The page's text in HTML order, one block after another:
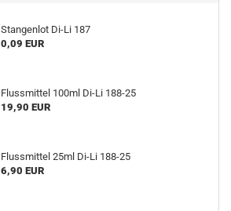
Stangenlot Di-Li 187
0,09 EUR
Flussmittel 100ml Di-Li 188-25
19,90 EUR
Flussmittel 25ml Di-Li 188-25
6,90 EUR